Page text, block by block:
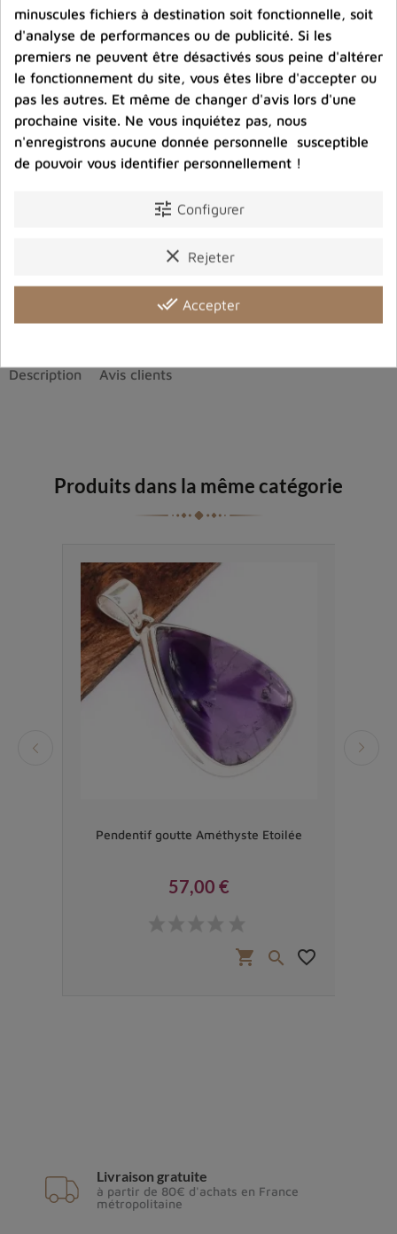
Port offert dès 80 € d’achat en France
métropolitaine.
100 € pour la Belgique
Entreprise éco-responsable.
carbonique
Partager :
Description Avis clients
Produits dans la même catégorie
Pendentif goutte Améthyste Etoilée
57,00 €
shopping_cart  favorite_border
Livraison gratuite
à partir de 80€ d'achats en France
métropolitaine
minuscules fichiers à destination soit fonctionnelle, soit
d'analyse de performances ou de publicité. Si les
premiers ne peuvent être désactivés sous peine d'altérer
le fonctionnement du site, vous êtes libre d'accepter ou
pas les autres. Et même de changer d'avis lors d'une
prochaine visite. Ne vous inquiétez pas, nous
n'enregistrons aucune donnée personnelle susceptible
de pouvoir vous identifier personnellement !
tune Configurer
clear Rejeter
done_all Accepter